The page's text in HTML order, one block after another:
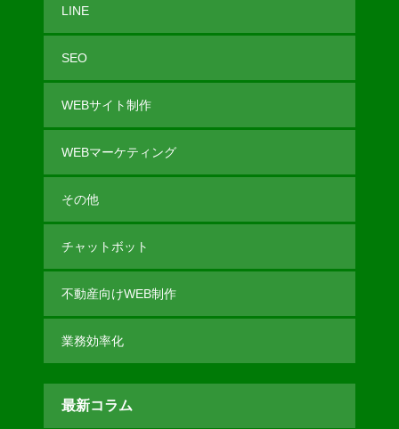
LINE
SEO
WEBサイト制作
WEBマーケティング
その他
チャットボット
不動産向けWEB制作
業務効率化
最新コラム